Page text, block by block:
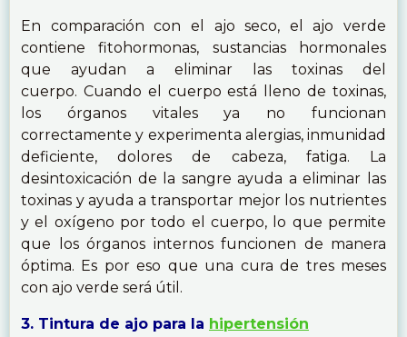
En comparación con el ajo seco, el ajo verde
contiene fitohormonas, sustancias hormonales
que ayudan a eliminar las toxinas del
cuerpo. Cuando el cuerpo está lleno de toxinas,
los órganos vitales ya no funcionan
correctamente y experimenta alergias, inmunidad
deficiente, dolores de cabeza, fatiga. La
desintoxicación de la sangre ayuda a eliminar las
toxinas y ayuda a transportar mejor los nutrientes
y el oxígeno por todo el cuerpo, lo que permite
que los órganos internos funcionen de manera
óptima. Es por eso que una cura de tres meses
con ajo verde será útil.
3. Tintura de ajo para la hipertensión